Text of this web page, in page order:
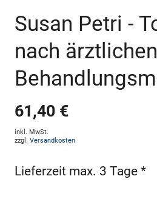
Susan Petri -
nach ärztlichen
61,40 €
inkl. MwSt.
zzgl. Versandkosten
Lieferzeit max. 3 Tage *